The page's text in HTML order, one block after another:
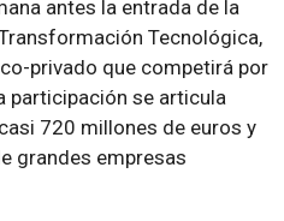
antes la entrada de la
Tecnológica,
privado que competirá por
participación se articula
720 millones de euros y
grandes empresas